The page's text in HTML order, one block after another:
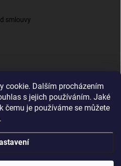
cookie. Dalším procházením
s jejich používáním. Jaké
čemu je používáme se můžete
.
smlouvy
věříte už od roku 2016
Vytvořil Shoptet